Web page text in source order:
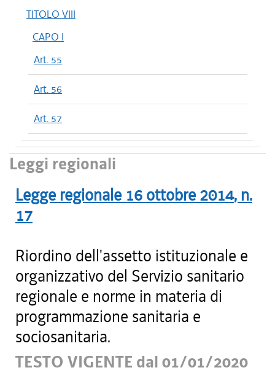
TITOLO VIII
CAPO I
Art. 55
Art. 56
Art. 57
Leggi regionali
Legge regionale 16 ottobre 2014, n.
17
Riordino dell'assetto istituzionale e
organizzativo del Servizio sanitario
regionale e norme in materia di
programmazione sanitaria e
sociosanitaria.
TESTO VIGENTE dal 01/01/2020